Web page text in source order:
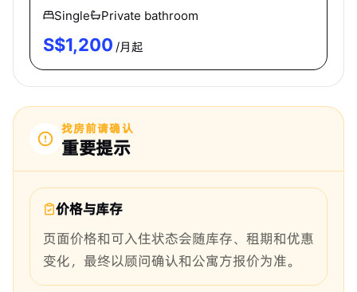
Single
Private bathroom
S$1,200 /月起
找房前请确认
重要提示
价格与库存
页面价格和可入住状态会随库存、租期和优惠
变化，最终以顾问确认和公寓方报价为准。